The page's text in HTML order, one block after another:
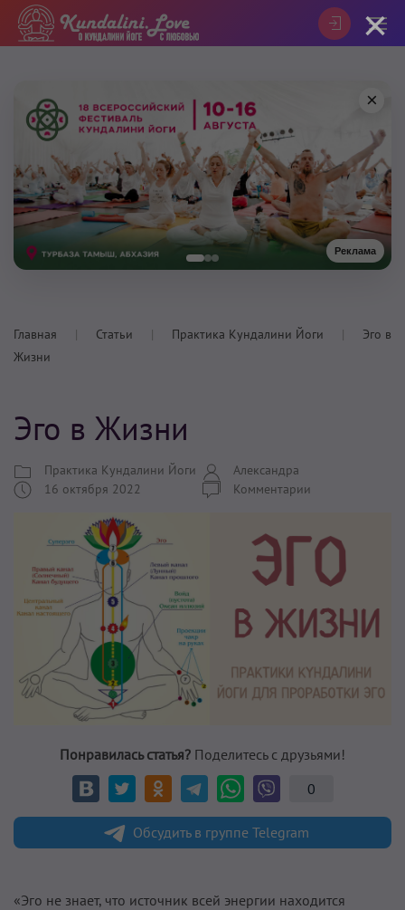
Реклама
×
Главная Статьи Практика Кундалини Йоги
Эго в
Жизни
Эго в Жизни
Практика Кундалини Йоги
Александра
16 октября 2022
Комментарии
Понравилась статья? Поделитесь с друзьями!
0
Обсудить в группе Telegram
«Эго не знает, что источник всей энергии находится
×